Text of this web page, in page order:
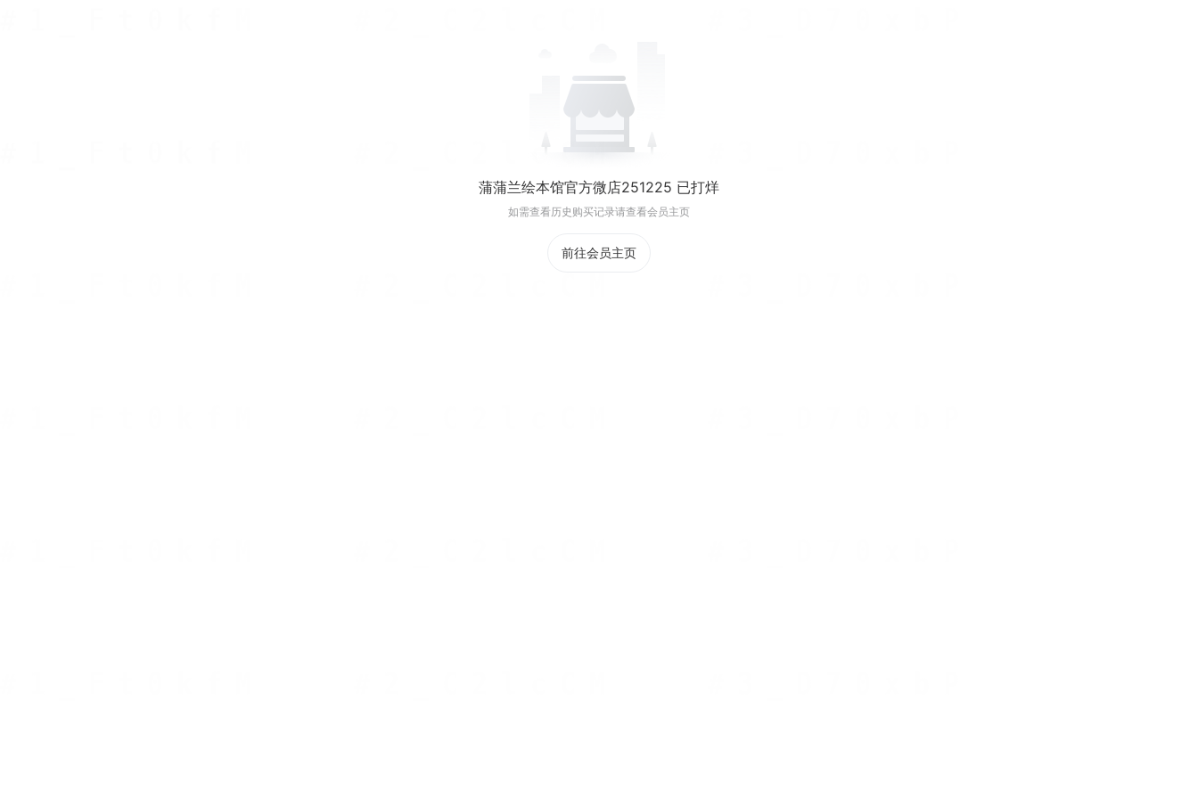
蒲蒲兰绘本馆官方微店251225 已打烊
如需查看历史购买记录请查看会员主页
前往会员主页